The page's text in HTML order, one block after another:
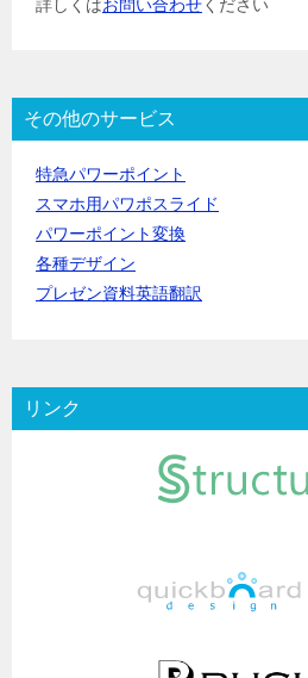
詳しくはお問い合わせください
その他のサービス
特急パワーポイント
スマホ用パワポスライド
パワーポイント変換
各種デザイン
プレゼン資料英語翻訳
リンク